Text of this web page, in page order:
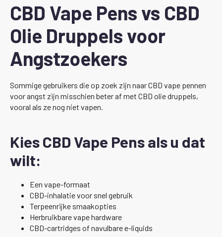
CBD Vape Pens vs CBD
Olie Druppels voor
Angstzoekers
Sommige gebruikers die op zoek zijn naar CBD vape pennen
voor angst zijn misschien beter af met CBD olie druppels,
vooral als ze nog niet vapen.
Kies CBD Vape Pens als u dat
wilt:
Een vape-formaat
CBD-inhalatie voor snel gebruik
Terpeenrijke smaakopties
Herbruikbare vape hardware
CBD-cartridges of navulbare e-liquids